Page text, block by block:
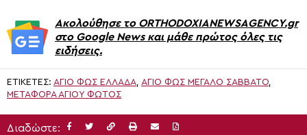
Ακολούθησε το ORTHODOXIANEWSAGENCY.gr
στο Google News και μάθε πρώτος όλες τις
ειδήσεις.
ΕΤΙΚΈΤΕΣ: ΆΓΙΟ ΦΩΣ ΕΛΛΆΔΑ, ΆΓΙΟ ΦΩΣ ΜΕΓΆΛΟ ΣΆΒΒΑΤΟ,
ΜΕΤΑΦΟΡΑ ΑΓΙΟΥ ΦΩΤΟΣ
Διαδώστε: